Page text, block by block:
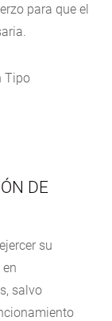
para que el
Tipo
DE
su
salvo